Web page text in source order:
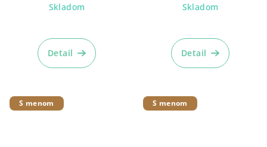
Skladom
Detail
Skladom
Detail
S menom S menom